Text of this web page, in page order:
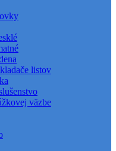
listov
väzbe